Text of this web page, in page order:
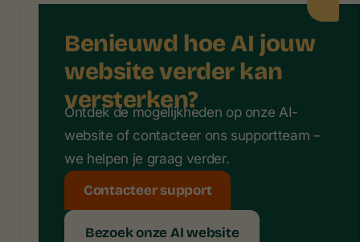
Benieuwd hoe AI jouw
website verder kan
versterken?
Ontdek de mogelijkheden op onze AI-
website of contacteer ons supportteam –
we helpen je graag verder.
Contacteer support
Bezoek onze AI website